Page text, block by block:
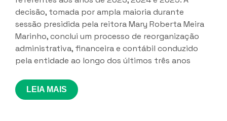
decisão, tomada por ampla maioria durante
sessão presidida pela reitora Mary Roberta Meira
Marinho, conclui um processo de reorganização
administrativa, financeira e contábil conduzido
pela entidade ao longo dos últimos três anos
LEIA MAIS